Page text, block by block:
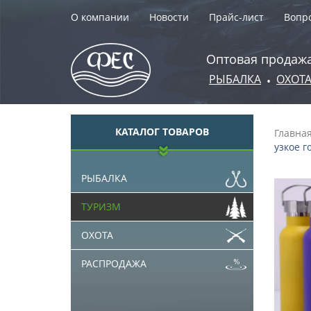
О компании Новости Прайс-лист
Оптовая
РЫБАЛКА • ОХОТА
КАТАЛОГ ТОВАРОВ
РЫБАЛКА
ТУРИЗМ
ОХОТА
РАСПРОДАЖА
Главная
узкое